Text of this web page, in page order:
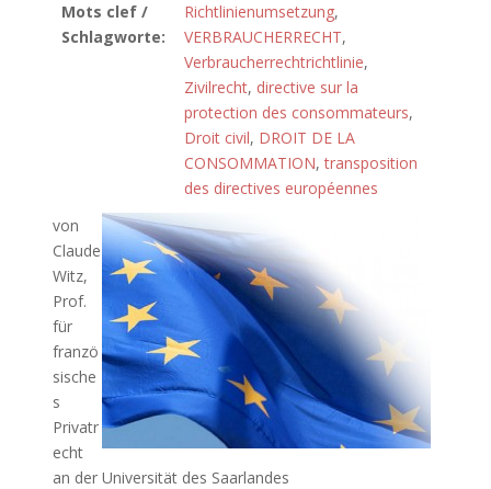
Mots clef /
Schlagworte:
Richtlinienumsetzung,
VERBRAUCHERRECHT,
Verbraucherrechtrichtlinie,
Zivilrecht, directive sur la
protection des consommateurs,
Droit civil, DROIT DE LA
CONSOMMATION,transposition
des directives européennes
von
Claude
Witz,
Prof.
für
franzö
sische
s
Privatr
echt
an der Universität des Saarlandes